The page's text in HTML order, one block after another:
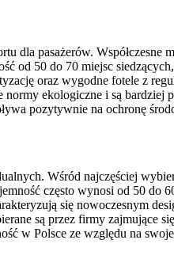
dla pasażerów. Współczesne
od 50 do 70 miejsc
oraz wygodne fotele z
ekologiczne i są bardziej
pozytywnie na ochronę
Wśród najczęściej
często wynosi od 50 do
się nowoczesnym
są przez firmy zajmujące
w Polsce ze względu na